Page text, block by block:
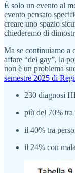
È solo un evento al
evento pensato
creare uno spazio
chiederemo di
Ma se continuiamo a
affare “dei gay”, la
non è un problema
semestre 2025 di
230 diagnosi
più del 70% tra
il 40% tra
il 24% con